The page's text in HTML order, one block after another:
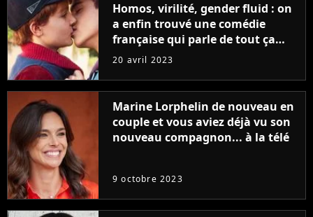
Homos, virilité, gender fluid : on
a enfin trouvé une comédie
française qui parle de tout ça
sans être super ringarde
20 avril 2023
Marine Lorphelin de nouveau en
couple et vous aviez déjà vu son
nouveau compagnon... à la télé
9 octobre 2023